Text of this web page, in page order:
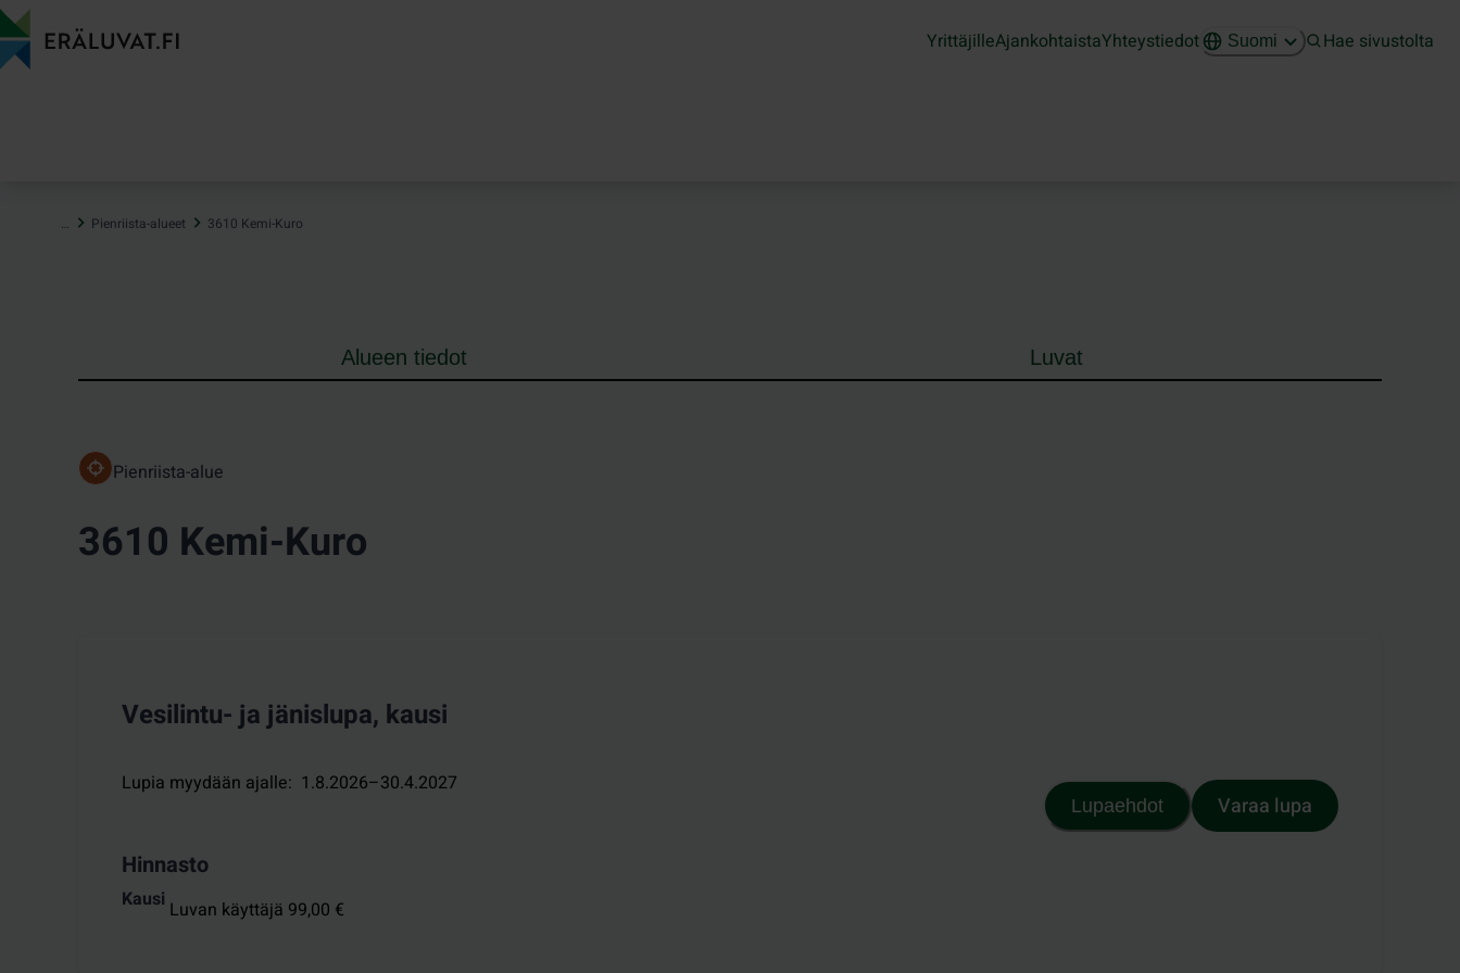
Hyppää
sisältöön
YrittäjilleAjankohtaistaYhteystiedot Suomi Hae sivustolta
… Pienriista-alueet 3610 Kemi-Kuro
Alueen tiedot Luvat
Pienriista-alue
3610 Kemi-Kuro
Vesilintu- ja jänislupa, kausi
Lupia myydään ajalle: 1.8.2026–30.4.2027
Hinnasto
Kausi Luvan käyttäjä 99,00 €
Lupaehdot Varaa lupa